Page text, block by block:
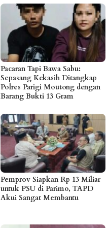
Pacaran Tapi Bawa Sabu:
Sepasang Kekasih Ditangkap
Polres Parigi Moutong dengan
Barang Bukti 13 Gram
Pemprov Siapkan Rp 13 Miliar
untuk PSU di Parimo, TAPD
Akui Sangat Membantu